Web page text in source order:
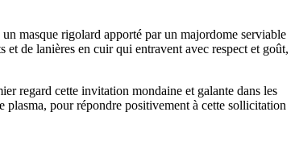
masque rigolard apporté par un majordome serviable
de lanières en cuir qui entravent avec respect et goût,
regard cette invitation mondaine et galante dans les
plasma, pour répondre positivement à cette sollicitation